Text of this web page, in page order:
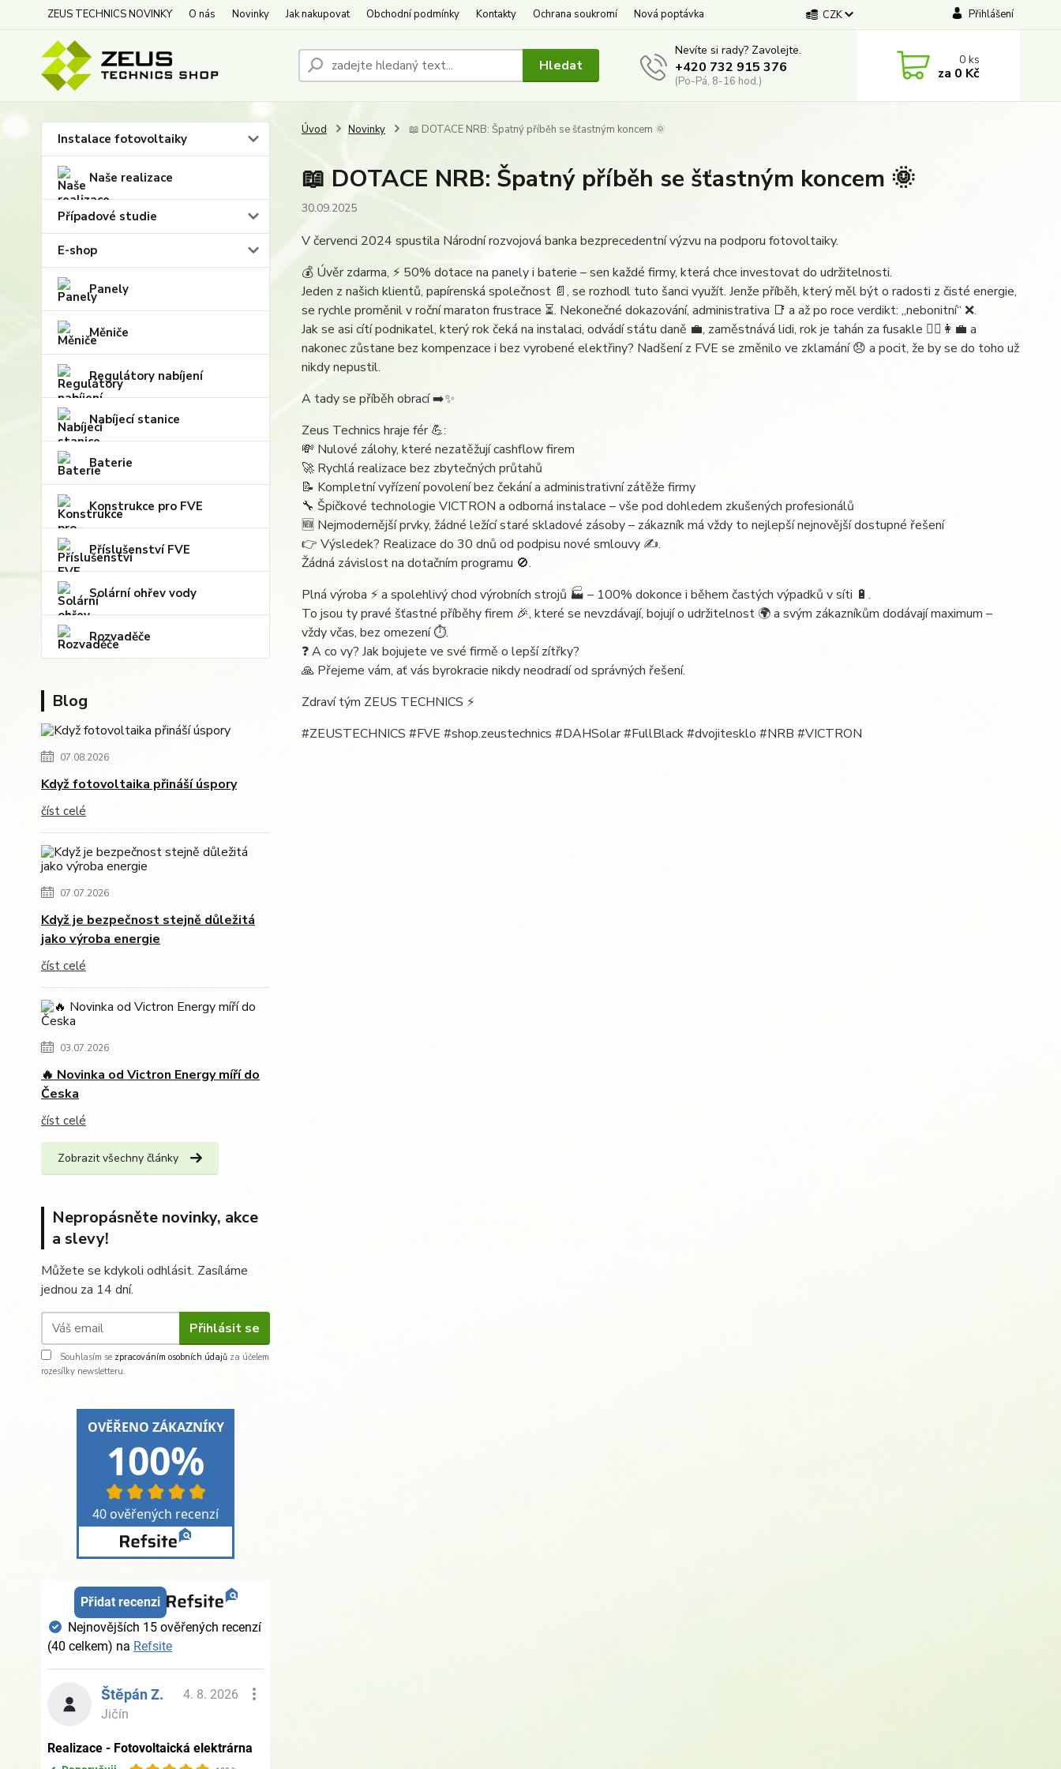
ZEUS TECHNICS NOVINKY O nás Novinky Jak nakupovat Obchodní podmínky Kontakty Ochrana soukromí Nová poptávka CZK Přihlášení
Hledat
Nevíte si rady? Zavolejte.
+420 732 915 376
(Po-Pá, 8-16 hod.)
0ks
za 0 Kč
Instalace fotovoltaiky
Naše realizace
Případové studie
E-shop
Panely
Měniče
Regulátory nabíjení
Nabíjecí stanice
Baterie
Konstrukce pro FVE
Příslušenství FVE
Solární ohřev vody
Rozvaděče
Blog
07.08.2026
Když fotovoltaika přináší úspory
číst celé
07.07.2026
Když je bezpečnost stejně důležitá
jako výroba energie
číst celé
03.07.2026
🔥 Novinka od Victron Energy míří do
Česka
číst celé
Zobrazit všechny články
Nepropásněte novinky, akce
a slevy!
Můžete se kdykoli odhlásit. Zasíláme
jednou za 14 dní.
Přihlásit se
Souhlasím se zpracováním osobních údajů za účelem
rozesílky newsletteru.
Úvod Novinky 📖 DOTACE NRB: Špatný příběh se šťastným koncem 🌞
📖 DOTACE NRB: Špatný příběh se šťastným koncem 🌞
30.09.2025
V červenci 2024 spustila Národní rozvojová banka bezprecedentní výzvu na podporu fotovoltaiky.
💰 Úvěr zdarma, ⚡ 50% dotace na panely i baterie – sen každé firmy, která chce investovat do udržitelnosti.
Jeden z našich klientů, papírenská společnost 📄, se rozhodl tuto šanci využít. Jenže příběh, který měl být o radosti z čisté energie,
se rychle proměnil v roční maraton frustrace ⏳. Nekonečné dokazování, administrativa 📑 a až po roce verdikt: „nebonitní“ ❌.
Jak se asi cítí podnikatel, který rok čeká na instalaci, odvádí státu daně 💼, zaměstnává lidi, rok je tahán za fusakle 👷‍♂️👩‍💼 a
nakonec zůstane bez kompenzace i bez vyrobené elektřiny? Nadšení z FVE se změnilo ve zklamání 😞 a pocit, že by se do toho už
nikdy nepustil.
A tady se příběh obrací ➡️✨
Zeus Technics hraje fér 💪:
💸 Nulové zálohy, které nezatěžují cashflow firem
🚀 Rychlá realizace bez zbytečných průtahů
📝 Kompletní vyřízení povolení bez čekání a administrativní zátěže firmy
🔧 Špičkové technologie VICTRON a odborná instalace – vše pod dohledem zkušených profesionálů
🆕 Nejmodernější prvky, žádné ležící staré skladové zásoby – zákazník má vždy to nejlepší nejnovější dostupné řešení
👉 Výsledek? Realizace do 30 dnů od podpisu nové smlouvy ✍️.
Žádná závislost na dotačním programu 🚫.
Plná výroba ⚡ a spolehlivý chod výrobních strojů 🏭 – 100% dokonce i během častých výpadků v síti 🔋.
To jsou ty pravé šťastné příběhy firem 🎉, které se nevzdávají, bojují o udržitelnost 🌍 a svým zákazníkům dodávají maximum –
vždy včas, bez omezení ⏱️.
❓ A co vy? Jak bojujete ve své firmě o lepší zítřky?
🙏 Přejeme vám, ať vás byrokracie nikdy neodradí od správných řešení.
Zdraví tým ZEUS TECHNICS ⚡
#ZEUSTECHNICS #FVE #shop.zeustechnics #DAHSolar #FullBlack #dvojitesklo #NRB #VICTRON